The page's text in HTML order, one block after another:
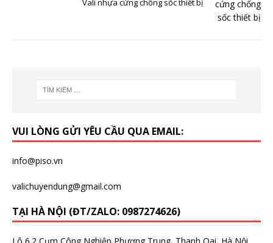
Vali nhựa cứng chống sốc thiết bị
VUI LÒNG GỬI YÊU CẦU QUA EMAIL:
info@piso.vn
valichuyendung@gmail.com
TẠI HÀ NỘI (ĐT/ZALO: 0987274626)